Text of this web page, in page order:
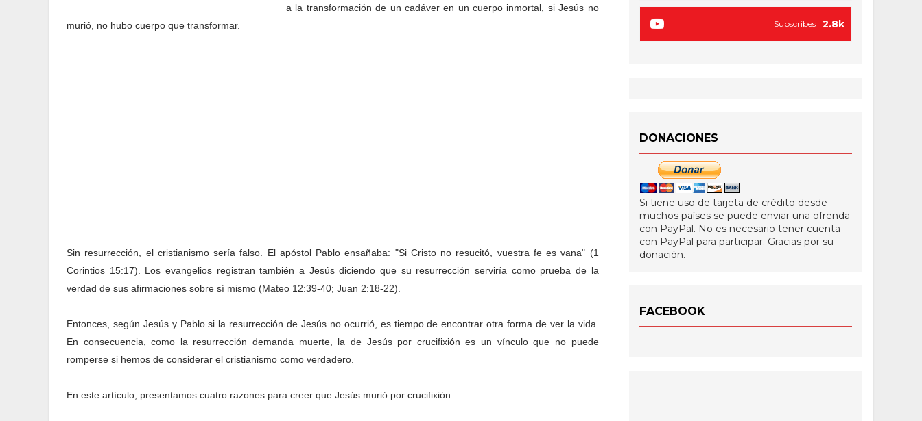
a la transformación de un cadáver en un cuerpo inmortal, si Jesús no
murió, no hubo cuerpo que transformar.
Sin resurrección, el cristianismo sería falso. El apóstol Pablo ensañaba: "Si Cristo no resucitó, vuestra fe es vana" (1
Corintios 15:17). Los evangelios registran también a Jesús diciendo que su resurrección serviría como prueba de la
verdad de sus afirmaciones sobre sí mismo (Mateo 12:39-40; Juan 2:18-22).
Entonces, según Jesús y Pablo si la resurrección de Jesús no ocurrió, es tiempo de encontrar otra forma de ver la vida.
En consecuencia, como la resurrección demanda muerte, la de Jesús por crucifixión es un vínculo que no puede
romperse si hemos de considerar el cristianismo como verdadero.
En este artículo, presentamos cuatro razones para creer que Jesús murió por crucifixión.
2.8k
Subscribes
DONACIONES
Si tiene uso de tarjeta de crédito desde
muchos países se puede enviar una ofrenda
con PayPal. No es necesario tener cuenta
con PayPal para participar. Gracias por su
donación.
FACEBOOK